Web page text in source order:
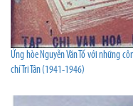
Ứng hòe Nguyễn Văn Tố với những
chí Tri Tân (1941-1946)